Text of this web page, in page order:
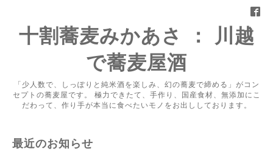
十割蕎麦みかあさ ： 川越
で蕎麦屋酒
「少人数で、しっぽりと純米酒を楽しみ、幻の蕎麦で締める」がコン
セプトの蕎麦屋です。 極力できたて、手作り、国産食材、無添加にこ
だわって、作り手が本当に食べたいモノをお出ししております。
最近のお知らせ